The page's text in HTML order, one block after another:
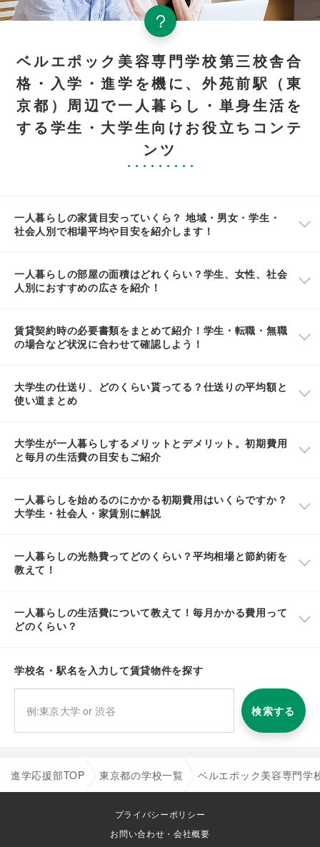
ベルエポック美容専門学校第三校舎合
格・入学・進学を機に、外苑前駅（東
京都）周辺で一人暮らし・単身生活を
する学生・大学生向けお役立ちコンテ
ンツ
一人暮らしの家賃目安っていくら？ 地域・男女・学生・
社会人別で相場平均や目安を紹介します！
一人暮らしの部屋の面積はどれくらい？学生、女性、社会
人別におすすめの広さを紹介！
賃貸契約時の必要書類をまとめて紹介！学生・転職・無職
の場合など状況に合わせて確認しよう！
大学生の仕送り、どのくらい貰ってる？仕送りの平均額と
使い道まとめ
大学生が一人暮らしするメリットとデメリット。初期費用
と毎月の生活費の目安もご紹介
一人暮らしを始めるのにかかる初期費用はいくらですか？
大学生・社会人・家賃別に解説
一人暮らしの光熱費ってどのくらい？平均相場と節約術を
教えて！
一人暮らしの生活費について教えて！毎月かかる費用って
どのくらい？
学校名・駅名を入力して賃貸物件を探す
検索する
進学応援部TOP 東京都の学校一覧 ベルエポック美容専門学
プライバシーポリシー
お問い合わせ・会社概要